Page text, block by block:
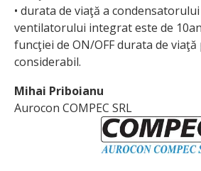
• durata de viaţă a
ventilatorului integrat este de
funcţiei de ON/OFF durata de
considerabil.
Mihai Priboianu
Aurocon COMPEC SRL